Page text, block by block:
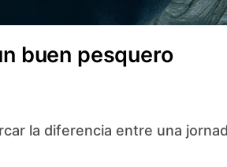
buen pesquero